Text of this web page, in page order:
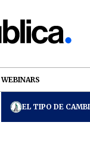
WEBINARS
EL TIPO DE